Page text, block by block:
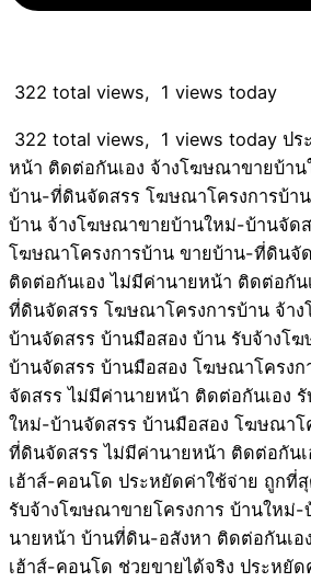
322 total views, 1 views today
322 total views, 1 views today ปร
หน้า ติดต่อกันเอง จ้างโฆษณาขายบ้า
บ้าน-ที่ดินจัดสรร โฆษณาโครงการบ้า
บ้าน จ้างโฆษณาขายบ้านใหม่-บ้านจัด
โฆษณาโครงการบ้าน ขายบ้าน-ที่ดินจั
ติดต่อกันเอง ไม่มีค่านายหน้า ติดต่อกัน
ที่ดินจัดสรร โฆษณาโครงการบ้าน จ้า
บ้านจัดสรร บ้านมือสอง บ้าน รับจ้างโ
บ้านจัดสรร บ้านมือสอง โฆษณาโครง
จัดสรร ไม่มีค่านายหน้า ติดต่อกันเอง
ใหม่-บ้านจัดสรร บ้านมือสอง โฆษณาโ
ที่ดินจัดสรร ไม่มีค่านายหน้า ติดต่อกันเ
เฮ้าส์-คอนโด ประหยัดค่าใช้จ่าย ถูกที่
รับจ้างโฆษณาขายโครงการ บ้านใหม่-
นายหน้า บ้านที่ดิน-อสังหา ติดต่อกันเอ
เฮ้าส์-คอนโด ช่วยขายได้จริง ประหยั